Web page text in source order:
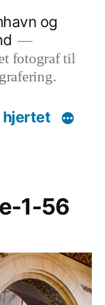
og
fotograf til
hjertet
1-56